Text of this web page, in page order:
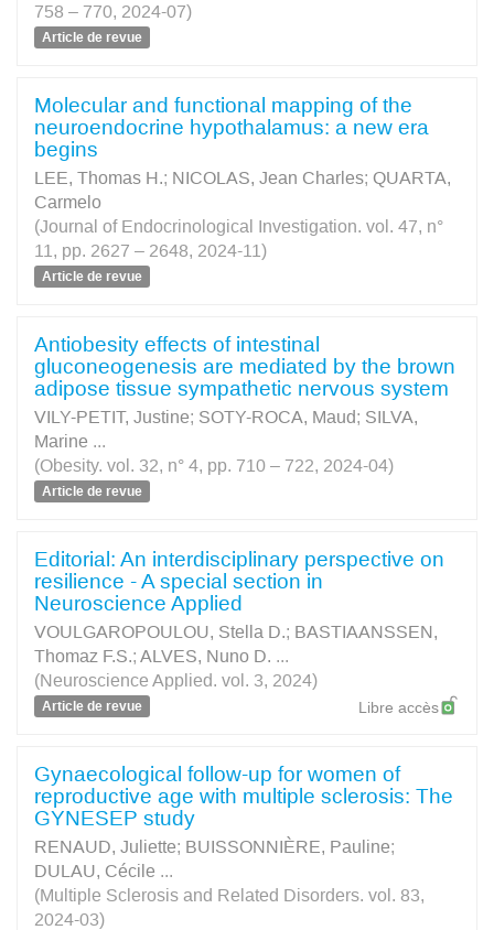
758 – 770, 2024-07)
Article de revue
Molecular and functional mapping of the
neuroendocrine hypothalamus: a new era
begins
LEE, Thomas H.; NICOLAS, Jean Charles; QUARTA,
Carmelo
(Journal of Endocrinological Investigation. vol. 47, n°
11, pp. 2627 – 2648, 2024-11)
Article de revue
Antiobesity effects of intestinal
gluconeogenesis are mediated by the brown
adipose tissue sympathetic nervous system
VILY-PETIT, Justine; SOTY-ROCA, Maud; SILVA,
Marine ...
(Obesity. vol. 32, n° 4, pp. 710 – 722, 2024-04)
Article de revue
Editorial: An interdisciplinary perspective on
resilience - A special section in
Neuroscience Applied
VOULGAROPOULOU, Stella D.; BASTIAANSSEN,
Thomaz F.S.; ALVES, Nuno D. ...
(Neuroscience Applied. vol. 3, 2024)
Article de revue Libre accès
Gynaecological follow-up for women of
reproductive age with multiple sclerosis: The
GYNESEP study
RENAUD, Juliette; BUISSONNIÈRE, Pauline;
DULAU, Cécile ...
(Multiple Sclerosis and Related Disorders. vol. 83,
2024-03)